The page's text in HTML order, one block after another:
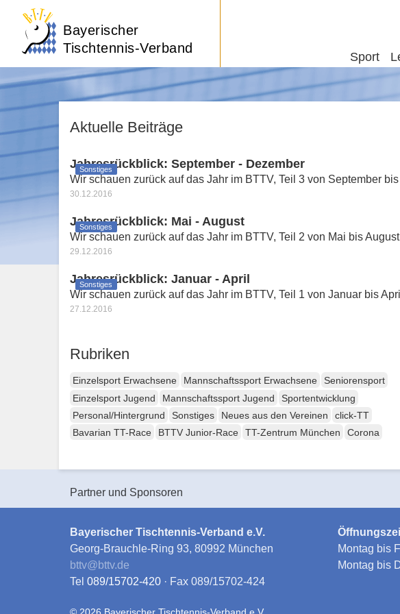
Bayerischer
Tischtennis-Verband
Sport
Aktuelle Beiträge
Sonstiges
Jahresrückblick: September - Dezember
Wir schauen zurück auf das Jahr im BTTV, Teil 3 von September
30.12.2016
Sonstiges
Jahresrückblick: Mai - August
Wir schauen zurück auf das Jahr im BTTV, Teil 2 von Mai bis
29.12.2016
Sonstiges
Jahresrückblick: Januar - April
Wir schauen zurück auf das Jahr im BTTV, Teil 1 von Januar bis
27.12.2016
Rubriken
Einzelsport Erwachsene Mannschaftssport Erwachsene
Seniorensport
Einzelsport Jugend
Mannschaftssport Jugend
Sportentwicklung
Personal/Hintergrund
Sonstiges Neues aus den Vereinen
click-TT
Bavarian TT-Race
BTTV Junior-Race TT-Zentrum München Corona
Partner und Sponsoren
Bayerischer Tischtennis-Verband e.V.
Georg-Brauchle-Ring 93, 80992 München
bttv@bttv.de
Tel 089/15702-420 · Fax 089/15702-424
Montag bis
Montag bis